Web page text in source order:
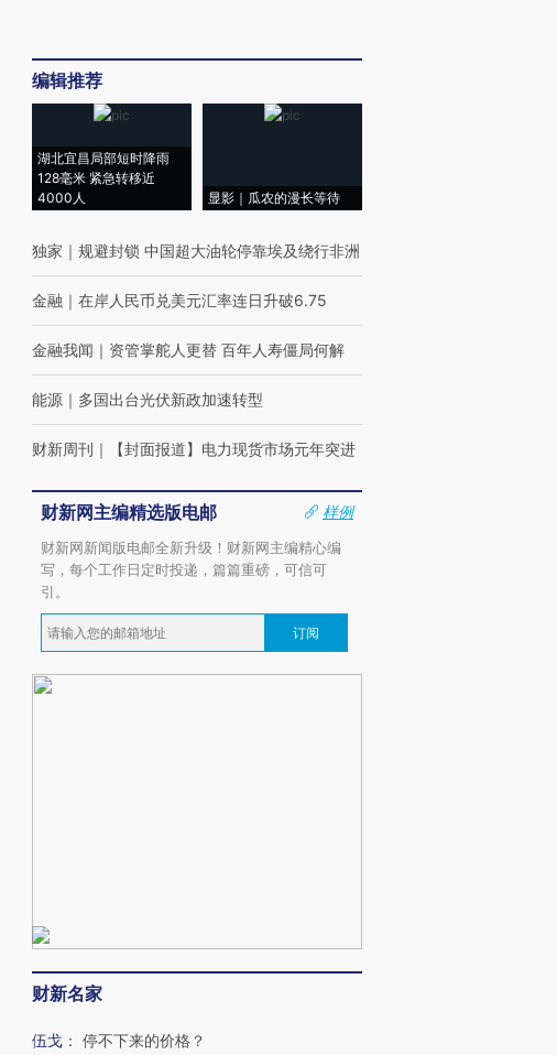
编辑推荐
湖北宜昌局部短时降雨
128毫米 紧急转移近
4000人
显影｜瓜农的漫长等待
独家 ｜ 规避封锁 中国超大油轮停靠埃及绕行非洲
金融 ｜ 在岸人民币兑美元汇率连日升破6.75
金融我闻 ｜ 资管掌舵人更替 百年人寿僵局何解
能源 ｜ 多国出台光伏新政加速转型
财新周刊 ｜ 【封面报道】电力现货市场元年突进
财新网主编精选版电邮
样例
财新网新闻版电邮全新升级！财新网主编精心编
写，每个工作日定时投递，篇篇重磅，可信可
引。
订阅
财新名家
伍戈 ： 停不下来的价格？